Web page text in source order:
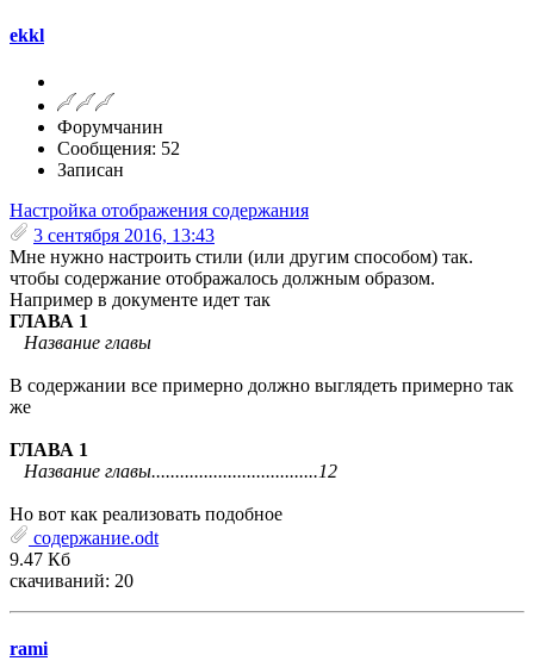
ekkl
Форумчанин
Сообщения: 52
Записан
Настройка отображения содержания
3 сентября 2016, 13:43
Мне нужно настроить стили (или другим способом) так.
чтобы содержание отображалось должным образом.
Например в документе идет так
ГЛАВА 1
Название главы
В содержании все примерно должно выглядеть примерно так
же
ГЛАВА 1
Название главы...................................12
Но вот как реализовать подобное
содержание.odt
9.47 Кб
скачиваний: 20
rami